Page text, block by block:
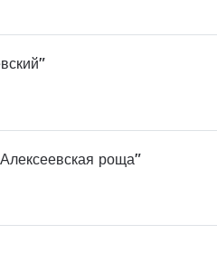
роща"